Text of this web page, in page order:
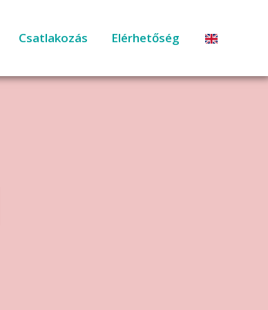
Csatlakozás Elérhetőség